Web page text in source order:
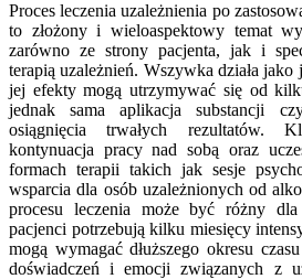
Proces leczenia uzależnienia po
to złożony i wieloaspektowy temat
zarówno ze strony pacjenta, jak i
terapią uzależnień. Wszywka działa
jej efekty mogą utrzymywać się od
jednak sama aplikacja substancji
osiągnięcia trwałych rezultatów.
kontynuacja pracy nad sobą oraz
formach terapii takich jak sesje
wsparcia dla osób uzależnionych od
procesu leczenia może być różny
pacjenci potrzebują kilku miesięcy
mogą wymagać dłuższego okresu
doświadczeń i emocji związanych z